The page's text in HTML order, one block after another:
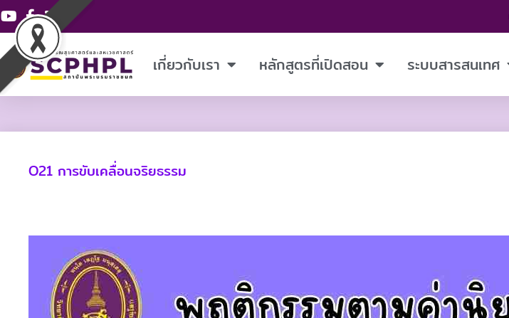
Skip
content
เกี่ยวกับเรา หลักสูตรที่เปิดสอน ระบบสารสนเทศ
O21 การขับเคลื่อนจริยธรรม